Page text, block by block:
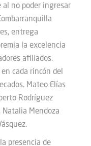
al no poder ingresar
entrega
la excelencia
afiliados.
cada rincón del
Mateo Elías
Rodríguez
Natalia Mendoza
presencia de